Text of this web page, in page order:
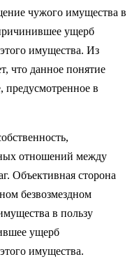
чужого имущества в
ущерб
имущества. Из
что данное понятие
предусмотренное в
отношений между
Объективная сторона
безвозмездном
в пользу
ущерб
имущества.